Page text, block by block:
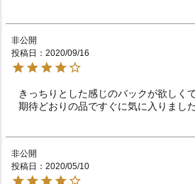
非公開
投稿日
2020/09/16
きっちりとした感じのバックが欲しく
期待どおりの品ですぐに気に入りました
非公開
投稿日
2020/05/10